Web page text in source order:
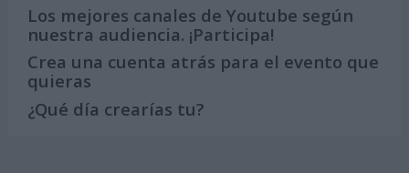
Los mejores canales de Youtube según
nuestra audiencia. ¡Participa!
Crea una cuenta atrás para el evento que
quieras
¿Qué día crearías tu?